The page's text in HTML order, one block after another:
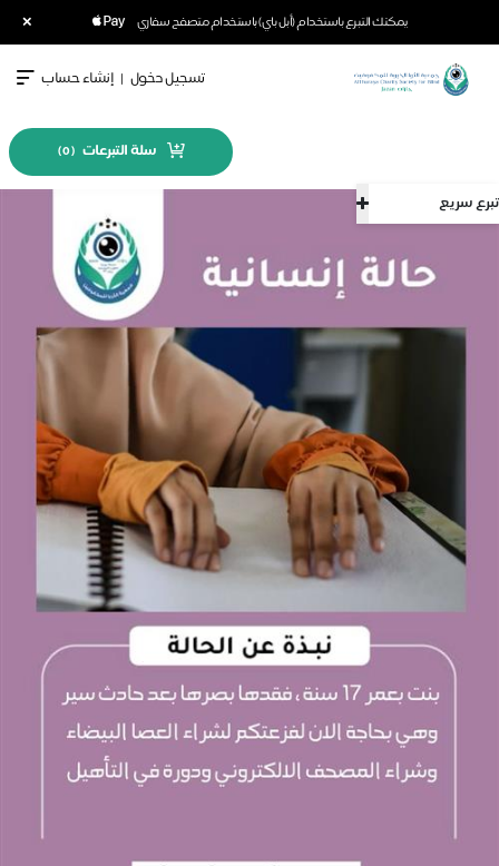
يمكنك التبرع باستخدام (أبل باي) باستخدام متصفح سفاري ×
تبرع سريع
تسجيل دخول | إنشاء حساب
سلة التبرعات (
0
)